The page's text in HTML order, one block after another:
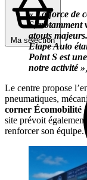
Ma sélection
« La force de
S, notamment
atouts
Étape Auto
Point S est
notre activité »
Le centre propose
pneumatiques,
corner Écomobilité
site prévoit
renforcer son équipe.